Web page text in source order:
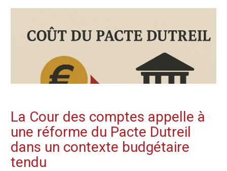
La Cour des comptes appelle à
une réforme du Pacte Dutreil
dans un contexte budgétaire
tendu